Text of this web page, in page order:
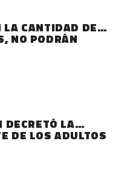
CANTIDAD DE
NO PODRÁN
LA
DE LOS ADULTOS